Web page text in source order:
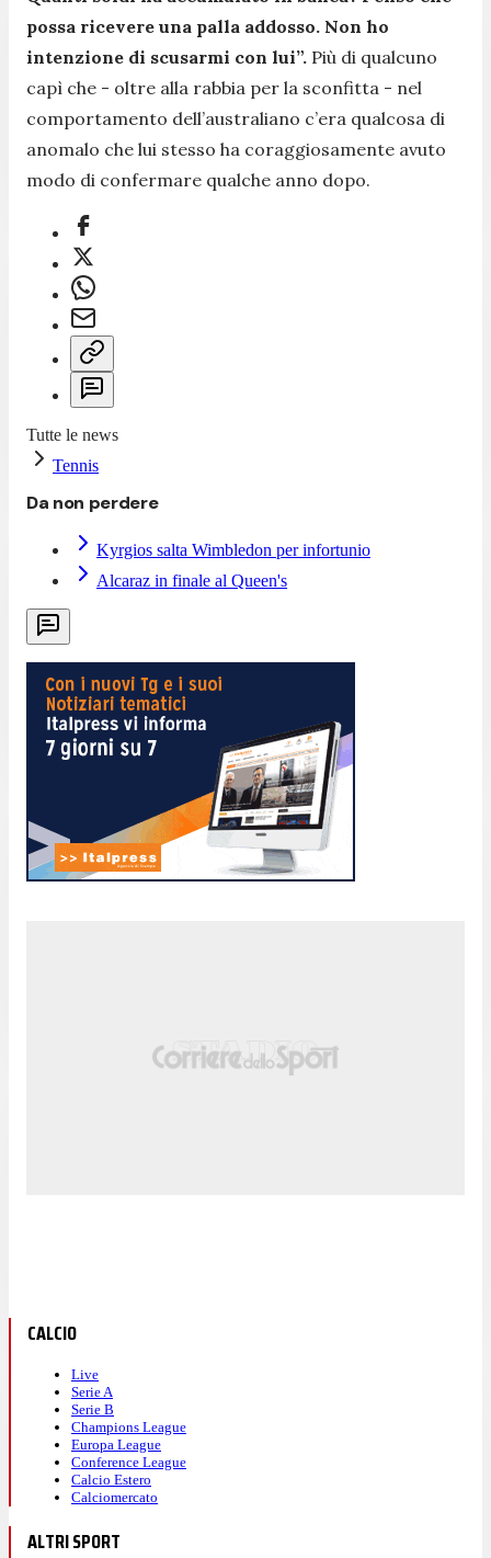
possa ricevere una palla addosso. Non ho
intenzione di scusarmi con lui”. Più di qualcuno
capì che - oltre alla rabbia per la sconfitta - nel
comportamento dell’australiano c’era qualcosa di
anomalo che lui stesso ha coraggiosamente avuto
modo di confermare qualche anno dopo.
Tutte le news
Tennis
Da non perdere
Kyrgios salta Wimbledon per infortunio
Alcaraz in finale al Queen's
CALCIO
Live
Serie A
Serie B
Champions League
Europa League
Conference League
Calcio Estero
Calciomercato
ALTRI SPORT